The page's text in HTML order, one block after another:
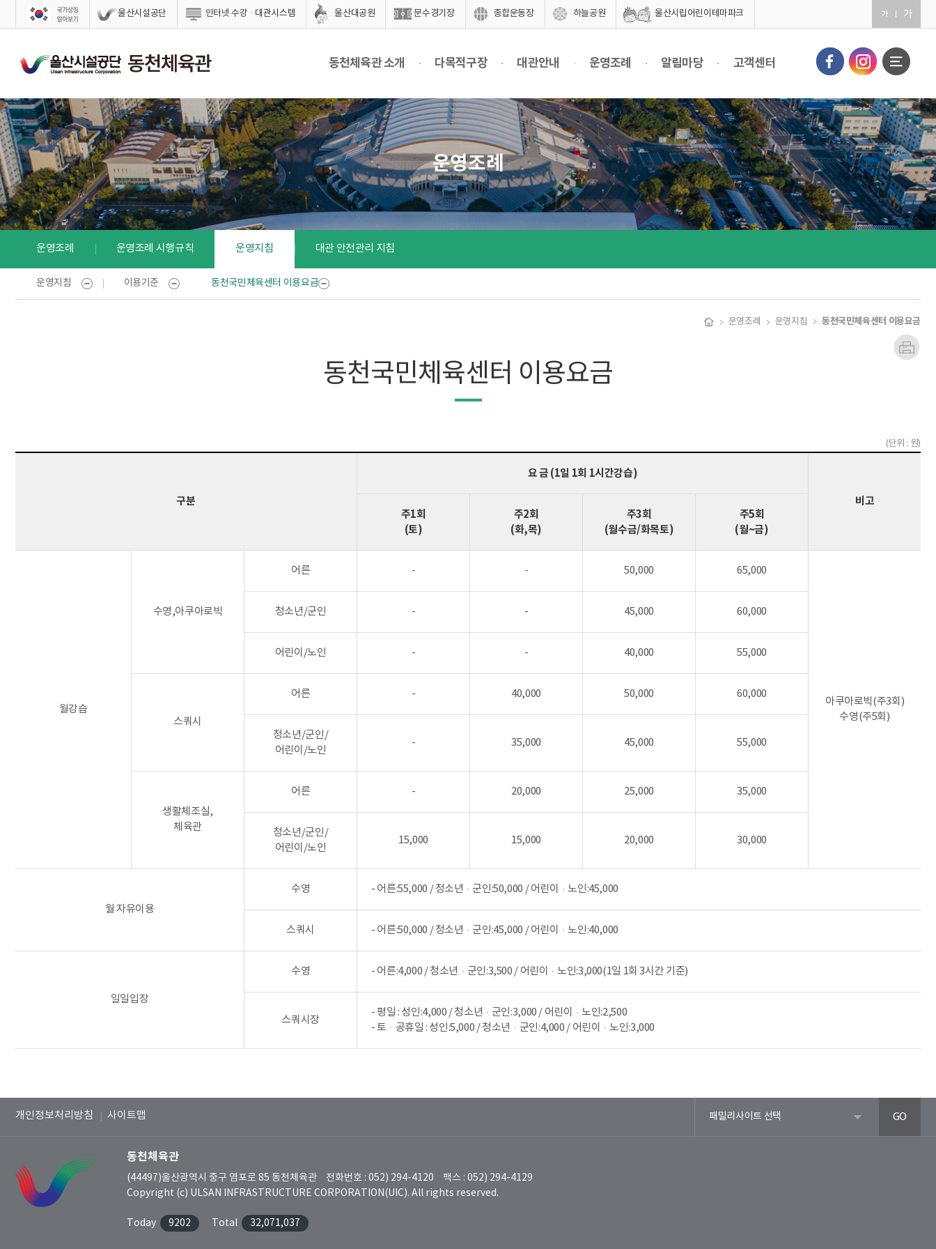
스킵네비게이션 울산시설공단 인터넷 수강·대관시스템 울산대공원 문수경기장 종합운동장 하늘공원 울산시립어린이테마파크
동천체육관 소개 다목적구장 대관안내 운영조례 알림마당 고객센터
운영조례
운영조례 운영조례 시행규칙 운영지침
운영지침 이용기준 동천국민체육센터 이용요금
대관 안전관리 지침
운영조례 운영지침 동천국민체육센터 이용요금
동천국민체육센터 이용요금
(단위 : 원)
구분
요 금 (1일 1회 1시간강습)
비고
주1회
(토)
주2회
(화,목)
주3회
(월수금/화목토)
주5회
(월~금)
월강습
수영,아쿠아로빅
어른 - - 50,000 65,000
아쿠아로빅(주3회)
수영(주5회)
청소년/군인 - - 45,000 60,000
어린이/노인 - - 40,000 55,000
스쿼시
어른 - 40,000 50,000 60,000
청소년/군인/
어린이/노인
- 35,000 45,000 55,000
생활체조실,
체육관
어른 - 20,000 25,000 35,000
청소년/군인/
어린이/노인
15,000 15,000 20,000 30,000
월 자유이용
수영 - 어른:55,000 / 청소년·군인:50,000 / 어린이·노인:45,000
스쿼시 - 어른:50,000 / 청소년·군인:45,000 / 어린이·노인:40,000
일일입장
수영 - 어른:4,000 / 청소년·군인:3,500 / 어린이·노인:3,000(1일 1회 3시간 기준)
스쿼시장
- 평일 : 성인:4,000 / 청소년·군인:3,000 / 어린이·노인:2,500
- 토·공휴일 : 성인:5,000 / 청소년·군인:4,000 / 어린이·노인:3,000
개인정보처리방침 사이트맵
동천체육관
(44497)울산광역시 중구 염포로 85 동천체육관 전화번호 : 052) 294-4120
팩스 : 052) 294-4129
Copyright (c) ULSAN INFRASTRUCTURE CORPORATION(UIC). All rights reserved.
Today 9202 Total 32,071,037